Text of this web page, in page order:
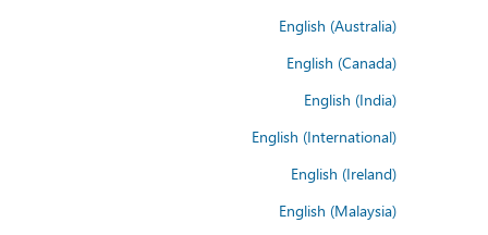
English (Australia)
English (Canada)
English (India)
English (International)
English (Ireland)
English (Malaysia)